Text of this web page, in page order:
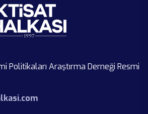
Yeni Dönem
Bakış Paneli
2025’te!
Navigators
Akademi-I
Staj Ve Eğitim
Politikaları Araştırma Derneği Resmi